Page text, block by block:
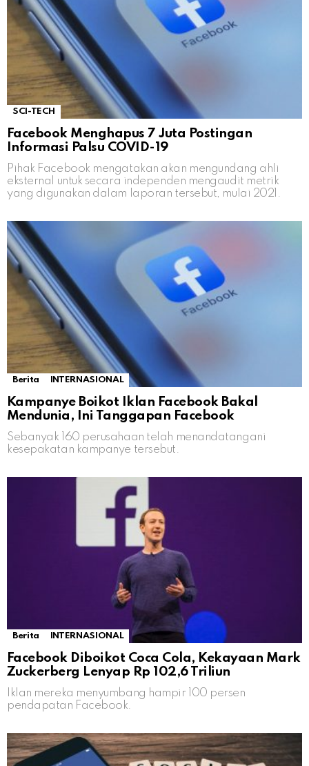
SCI-TECH
Facebook Menghapus 7 Juta Postingan
Informasi Palsu COVID-19
Pihak Facebook mengatakan akan mengundang ahli
eksternal untuk secara independen mengaudit metrik
yang digunakan dalam laporan tersebut, mulai 2021.
Berita INTERNASIONAL
Kampanye Boikot Iklan Facebook Bakal
Mendunia, Ini Tanggapan Facebook
Sebanyak 160 perusahaan telah menandatangani
kesepakatan kampanye tersebut.
Berita INTERNASIONAL
Facebook Diboikot Coca Cola, Kekayaan Mark
Zuckerberg Lenyap Rp 102,6 Triliun
Iklan mereka menyumbang hampir 100 persen
pendapatan Facebook.